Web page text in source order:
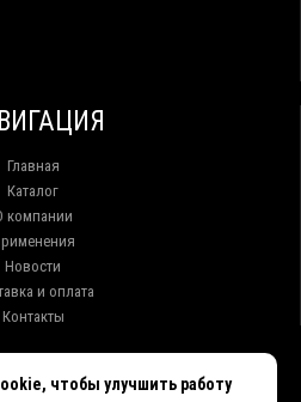
Главная
Каталог
компании
Новости
и оплата
Контакты
чтобы улучшить работу